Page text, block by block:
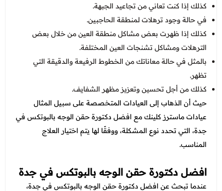
كذلك إذا كنت تعاني من تجاعيد الجبهة.
في حالة وجود ترهلات لمنطقة الحاجبين.
كذلك إذا ظهرت بعض مشاكل منطقة العين من خلال بعض
الترهلات ومشاكل تشنجات العين المختلفة.
بالمثل في حالة معاناتك من الخطوط الرفيعة والدقيقة التي
تظهر.
كذلك من أجل تحسين وتعزيز مظهر الشفايف.
حيث أن الذهاب إلى العيادات المتخصصة على سبيل المثال
عيادات ماسترز كلينك مع افضل دكتورة حقن الوجه بالبوتكس في
جدة، التي تحدد نوع المشكلة، ووفقًا لها يتم اختيار العلاج
المناسب.
افضل دكتورة حقن الوجه بالبوتكس في جدة
عندما تبحث عن افضل دكتورة حقن الوجه بالبوتكس في جدة،